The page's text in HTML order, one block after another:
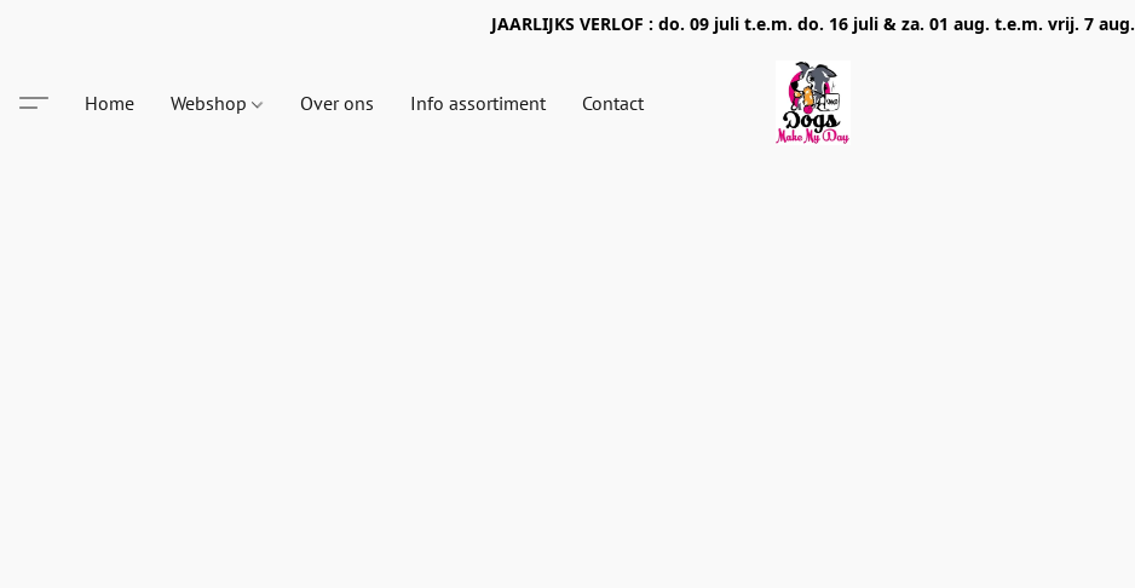
JAARLIJKS VERLOF : do. 09 juli t.e.m. do. 16 juli & za. 01 aug. t.e.m. vrij. 7 aug.
Home Webshop Over ons Info assortiment Contact